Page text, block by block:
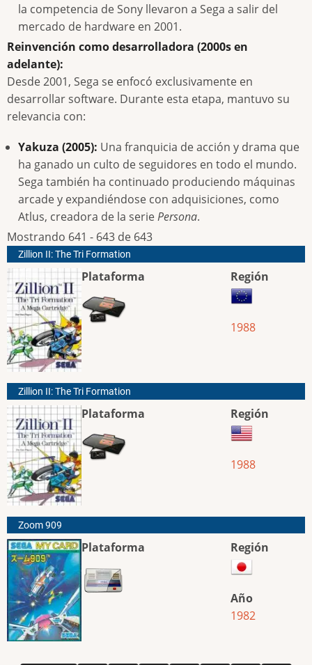
la competencia de Sony llevaron a Sega a salir del
mercado de hardware en 2001.
Reinvención como desarrolladora (2000s en
adelante):
Desde 2001, Sega se enfocó exclusivamente en
desarrollar software. Durante esta etapa, mantuvo su
relevancia con:
Yakuza (2005): Una franquicia de acción y drama que
ha ganado un culto de seguidores en todo el mundo.
Sega también ha continuado produciendo máquinas
arcade y expandiéndose con adquisiciones, como
Atlus, creadora de la seriePersona.
Mostrando 641 - 643 de 643
Zillion II: The Tri Formation
Plataforma Región
1988
Zillion II: The Tri Formation
Plataforma Región
1988
Zoom 909
Plataforma Región
Año
1982